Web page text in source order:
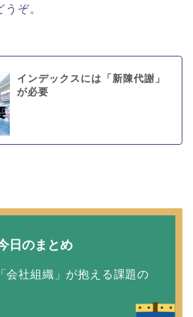
ぞ。
インデックスには「新陳代謝」
が必要
日のまとめ
会社組織」が抱える課題の